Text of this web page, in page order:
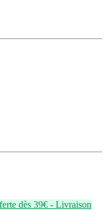
dès 39€ - Livraison